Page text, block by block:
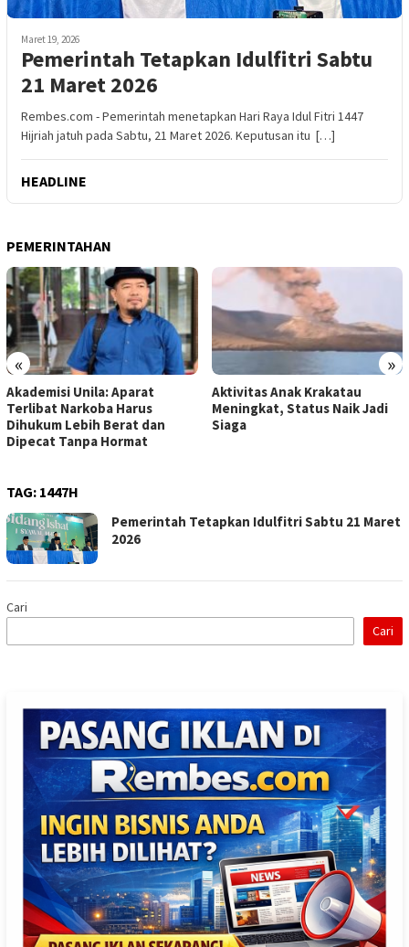
Maret 19, 2026
Pemerintah Tetapkan Idulfitri Sabtu
21 Maret 2026
Rembes.com - Pemerintah menetapkan Hari Raya Idul Fitri 1447
Hijriah jatuh pada Sabtu, 21 Maret 2026. Keputusan itu […]
HEADLINE
PEMERINTAHAN
« »
Akademisi Unila: Aparat
Terlibat Narkoba Harus
Dihukum Lebih Berat dan
Dipecat Tanpa Hormat
Aktivitas Anak Krakatau
Meningkat, Status Naik Jadi
Siaga
TAG: 1447H
Pemerintah Tetapkan Idulfitri Sabtu 21 Maret
2026
Cari
Cari